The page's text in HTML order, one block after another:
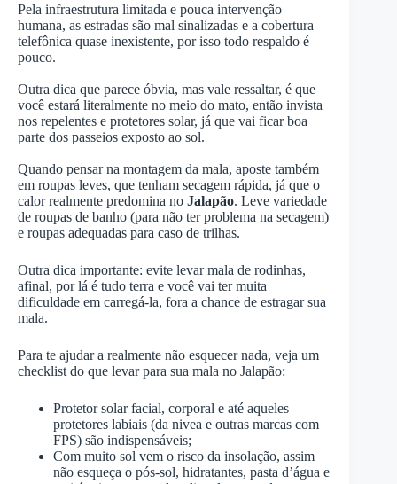
Pela infraestrutura limitada e pouca intervenção
humana, as estradas são mal sinalizadas e a cobertura
telefônica quase inexistente, por isso todo respaldo é
pouco.
Outra dica que parece óbvia, mas vale ressaltar, é que
você estará literalmente no meio do mato, então invista
nos repelentes e protetores solar, já que vai ficar boa
parte dos passeios exposto ao sol.
Quando pensar na montagem da mala, aposte também
em roupas leves, que tenham secagem rápida, já que o
calor realmente predomina no Jalapão. Leve variedade
de roupas de banho (para não ter problema na secagem)
e roupas adequadas para caso de trilhas.
Outra dica importante: evite levar mala de rodinhas,
afinal, por lá é tudo terra e você vai ter muita
dificuldade em carregá-la, fora a chance de estragar sua
mala.
Para te ajudar a realmente não esquecer nada, veja um
checklist do que levar para sua mala no Jalapão:
Protetor solar facial, corporal e até aqueles
protetores labiais (da nivea e outras marcas com
FPS) são indispensáveis;
Com muito sol vem o risco da insolação, assim
não esqueça o pós-sol, hidratantes, pasta d’água e